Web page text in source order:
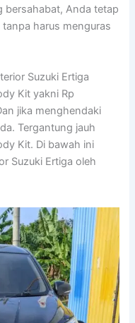
bersahabat, Anda tetap
harus menguras
Suzuki Ertiga
Kit yakni Rp
jika menghendaki
Tergantung jauh
Kit. Di bawah ini
Suzuki Ertiga oleh